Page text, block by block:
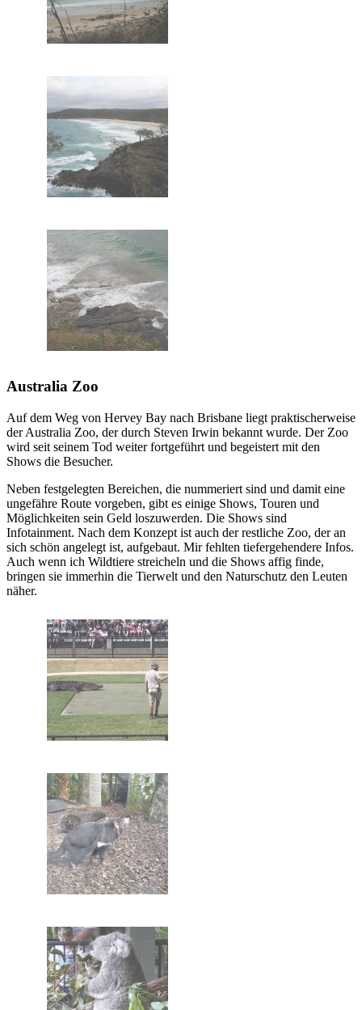
Australia Zoo
Auf dem Weg von Hervey Bay nach Brisbane liegt praktischerweise
der Australia Zoo, der durch Steven Irwin bekannt wurde. Der Zoo
wird seit seinem Tod weiter fortgeführt und begeistert mit den
Shows die Besucher.
Neben festgelegten Bereichen, die nummeriert sind und damit eine
ungefähre Route vorgeben, gibt es einige Shows, Touren und
Möglichkeiten sein Geld loszuwerden. Die Shows sind
Infotainment. Nach dem Konzept ist auch der restliche Zoo, der an
sich schön angelegt ist, aufgebaut. Mir fehlten tiefergehendere Infos.
Auch wenn ich Wildtiere streicheln und die Shows affig finde,
bringen sie immerhin die Tierwelt und den Naturschutz den Leuten
näher.